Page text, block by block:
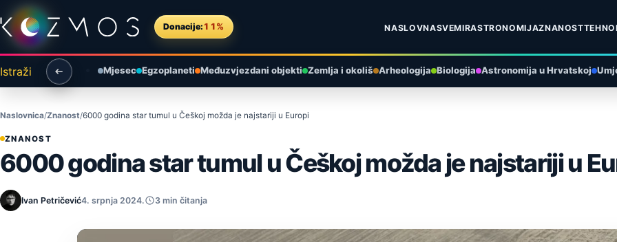
Preskoči na sadržaj
Donacije: 11% NASLOVNASVEMIRASTRONOMIJAZNANOST
Istraži Mjesec Egzoplaneti Međuzvjezdani objekti Zemlja i okoliš Arheologija Biologija Astronomija u Hrvatskoj
Naslovnica Znanost 6000 godina star tumul u Češkoj možda je najstariji u Europi
ZNANOST
6000 godina star tumul u Češkoj možda je najstariji u
Ivan Petričević4. srpnja 2024. 3 min čitanja